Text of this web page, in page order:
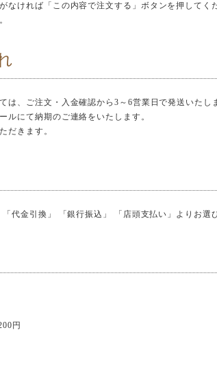
なければ「この内容で注文する」ボタンを押してく
は、ご注文・入金確認から3～6営業日で発送いたし
ルにて納期のご連絡をいたします。
だきます。
代金引換」 「銀行振込」 「店頭支払い」よりお選
円